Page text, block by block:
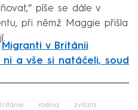
píše se dále v
při němž Maggie přišla
Migranti v Británii
ni a vše si natáčeli, soud
rodina zvířata